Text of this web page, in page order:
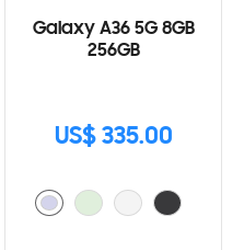
Galaxy A36 5G 8GB
256GB
US$ 335.00